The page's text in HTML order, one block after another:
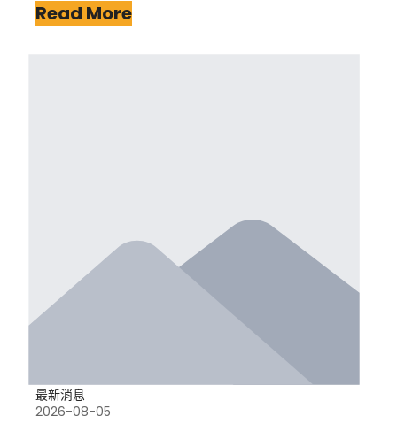
Read More
最新消息
2026-08-05